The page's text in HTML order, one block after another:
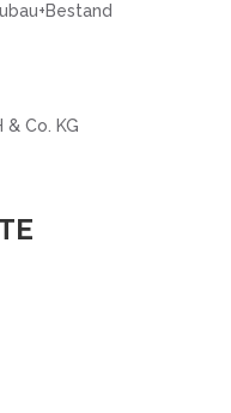
Co. KG